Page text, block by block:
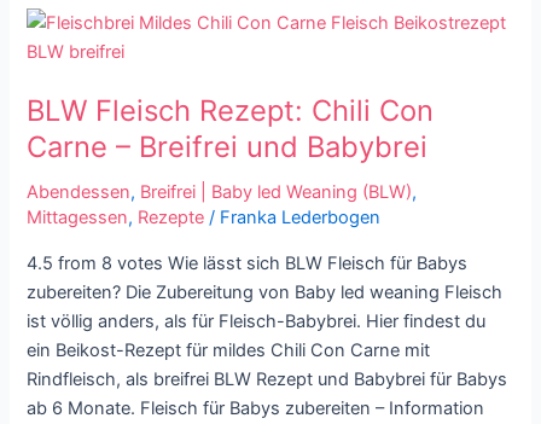
BLW Fleisch Rezept: Chili Con
Carne – Breifrei und Babybrei
Abendessen, Breifrei | Baby led Weaning (BLW),
Mittagessen, Rezepte / Franka Lederbogen
4.5 from 8 votes Wie lässt sich BLW Fleisch für Babys
zubereiten? Die Zubereitung von Baby led weaning Fleisch
ist völlig anders, als für Fleisch-Babybrei. Hier findest du
ein Beikost-Rezept für mildes Chili Con Carne mit
Rindfleisch, als breifrei BLW Rezept und Babybrei für Babys
ab 6 Monate. Fleisch für Babys zubereiten – Information
BLW
Fleisch
Chili
Con
–
Breifrei
und
Babybrei